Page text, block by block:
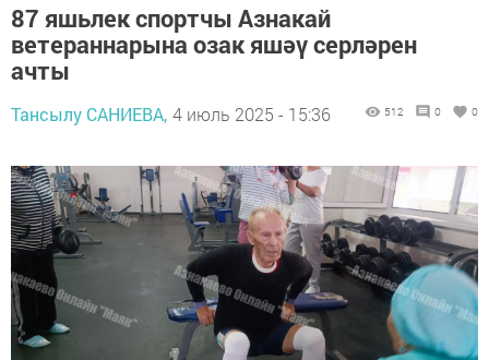
87 яшьлек спортчы Азнакай
ветераннарына озак яшәү серләрен
ачты
Тансылу САНИЕВА, 4 июль 2025 - 15:36 512 0 0